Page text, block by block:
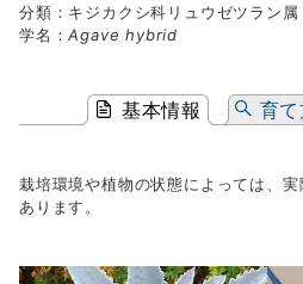
分類：キジカクシ科リュウゼツラン属
学名：Agave hybrid
基本情報 育
栽培環境や植物の状態によっては、
あります。